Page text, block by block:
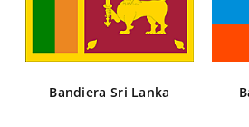
Bandiera Sri Lanka